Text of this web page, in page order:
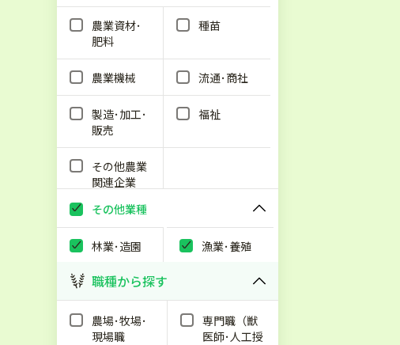
農業資材･
肥料
種苗
農業機械 流通･商社
製造･加工･
販売
福祉
その他農業
関連企業
その他業種
林業･造園 漁業･養殖
職種から探す
農場･牧場･
現場職
専門職（獣
医師･人工授